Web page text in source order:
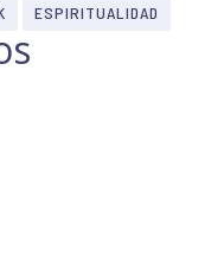
ESPIRITUALIDAD